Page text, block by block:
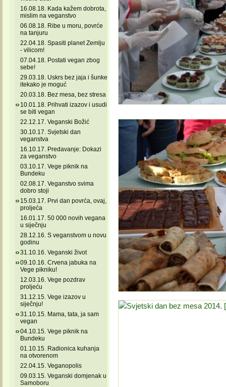
16.08.18. Kada kažem dobrota,
mislim na veganstvo
06.08.18. Ribe u moru, povrće
na tanjuru
22.04.18. Spasiti planet Zemlju
- vilicom!
07.04.18. Postati vegan zbog
sebe!
29.03.18. Uskrs bez jaja i šunke
itekako je moguć
20.03.18. Bez mesa, bez stresa
10.01.18. Prihvati izazov i usudi
se biti vegan
22.12.17. Veganski Božić
30.10.17. Svjetski dan
veganstva
16.10.17. Predavanje: Dokazi
za veganstvo
03.10.17. Vege piknik na
Bundeku
02.08.17. Veganstvo svima
dobro stoji
15.03.17. Prvi dan povrća, ovaj,
proljeća
16.01.17. 50 000 novih vegana
u siječnju
28.12.16. S veganstvom u novu
godinu
31.10.16. Veganski život
09.10.16. Crvena jabuka na
Vege pikniku!
12.03.16. Vege pozdrav
proljeću
31.12.15. Vege izazov u
siječnju!
31.10.15. Mama, tata, ja sam
vegan
04.10.15. Vege piknik na
Bundeku
01.10.15. Radionica kuhanja
na otvorenom
22.04.15. Veganopolis
09.03.15. Veganski domjenak u
Samoboru